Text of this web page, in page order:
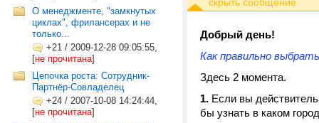
О менеджменте, "замкнутых
циклах", фрилансерах и не
только...
+21 / 2009-12-28 09:05:55,
[не прочитана]
Цепочка роста: Сотрудник-
Партнёр-Совладелец
+24 / 2007-10-08 14:24:44,
[не прочитана]
Добрый день!
Как правильно
Здесь 2 момента.
1. Если вы
бы узнать в каком